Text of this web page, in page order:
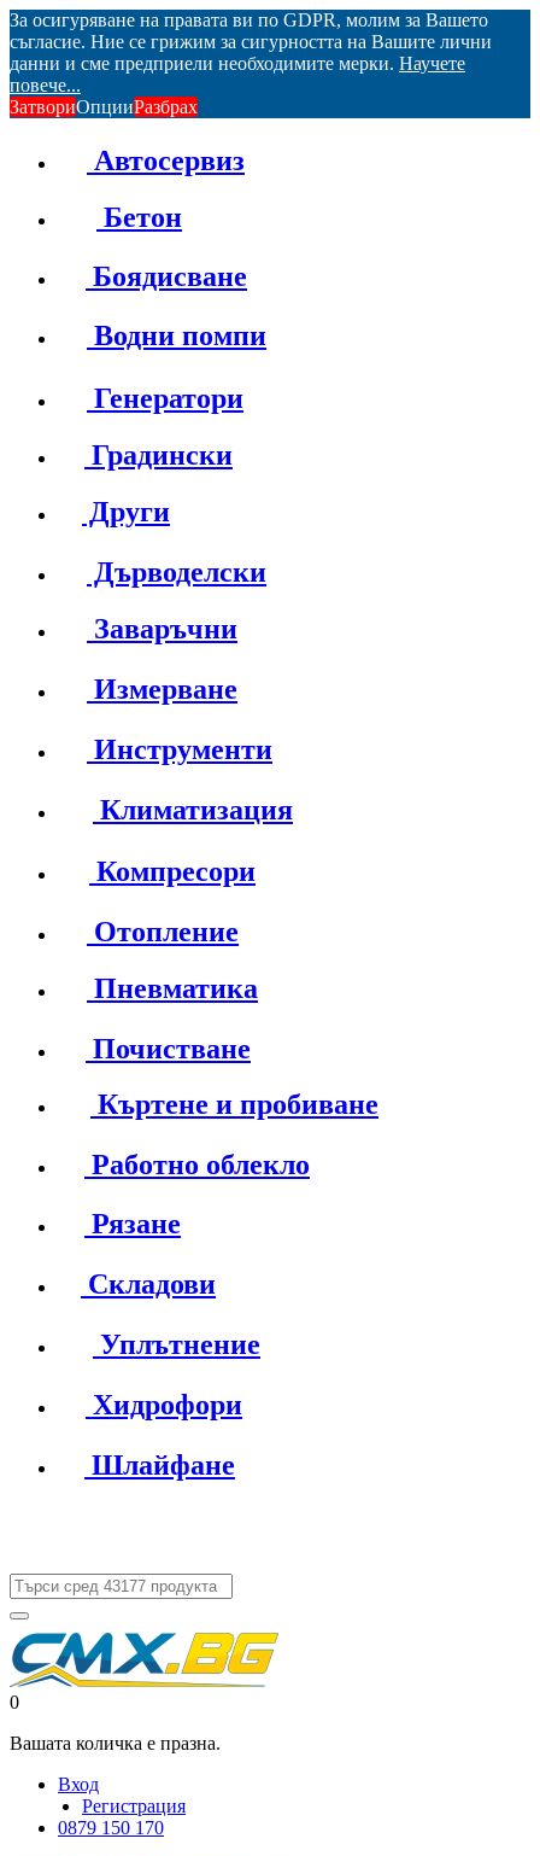
За осигуряване на правата ви по GDPR, молим за Вашето
съгласие. Ние се грижим за сигурността на Вашите лични
данни и сме предприели необходимите мерки. Научете
повече...
ЗатвориОпцииРазбрах
Автосервиз
Бетон
Боядисване
Водни помпи
Генератори
Градински
Други
Дърводелски
Заваръчни
Измерване
Инструменти
Климатизация
Компресори
Отопление
Пневматика
Почистване
Къртене и пробиване
Работно облекло
Рязане
Складови
Уплътнение
Хидрофори
Шлайфане
0
Вашата количка е празна.
Вход
Регистрация
0879 150 170